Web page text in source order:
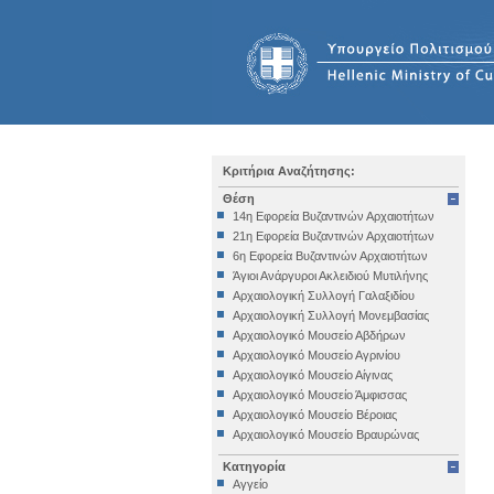
Κριτήρια Αναζήτησης:
Θέση
14η Εφορεία Βυζαντινών Αρχαιοτήτων
21η Εφορεία Βυζαντινών Αρχαιοτήτων
6η Εφορεία Βυζαντινών Αρχαιοτήτων
Άγιοι Ανάργυροι Ακλειδιού Μυτιλήνης
Αρχαιολογική Συλλογή Γαλαξιδίου
Αρχαιολογική Συλλογή Μονεμβασίας
Αρχαιολογικό Μουσείο Αβδήρων
Αρχαιολογικό Μουσείο Αγρινίου
Αρχαιολογικό Μουσείο Αίγινας
Αρχαιολογικό Μουσείο Άμφισσας
Αρχαιολογικό Μουσείο Βέροιας
Αρχαιολογικό Μουσείο Βραυρώνας
Αρχαιολογικό Μουσείο Δελφών
Αρχαιολογικό Μουσείο Ηγουμενίτσας
Κατηγορία
Αγγείο